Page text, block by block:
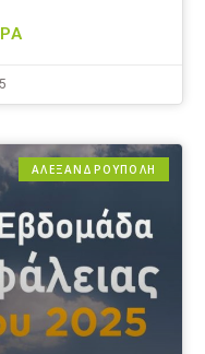
ΑΛΕΞΑΝΔΡΟΎΠΟΛΗ